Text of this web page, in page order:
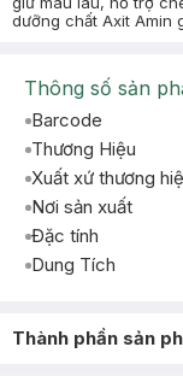
dưỡng chất Axit Amin
Thông số sản
Barcode
Thương Hiệu
Xuất xứ thương
Nơi sản xuất
Đặc tính
Dung Tích
Thành phần sản